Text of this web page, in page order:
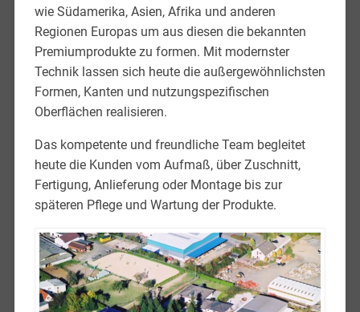
wie Südamerika, Asien, Afrika und anderen
Regionen Europas um aus diesen die bekannten
Premiumprodukte zu formen. Mit modernster
Technik lassen sich heute die außergewöhnlichsten
Formen, Kanten und nutzungspezifischen
Oberflächen realisieren.
Das kompetente und freundliche Team begleitet
heute die Kunden vom Aufmaß, über Zuschnitt,
Fertigung, Anlieferung oder Montage bis zur
späteren Pflege und Wartung der Produkte.